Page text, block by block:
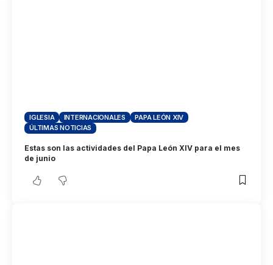
IGLESIA INTERNACIONALES
PAPA LEÓN XIV
ÚLTIMAS NOTICIAS
Estas son las actividades del Papa León XIV para el mes
de junio